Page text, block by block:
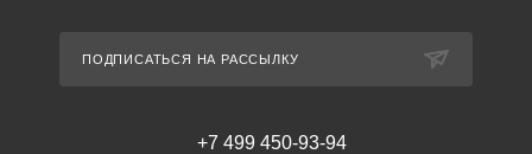
ПОДПИСАТЬСЯ НА РАССЫЛКУ
+7 499 450-93-94